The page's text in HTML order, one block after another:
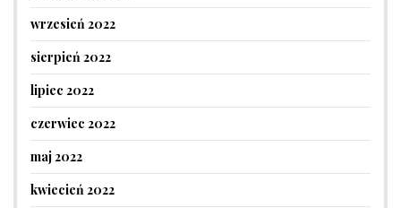
wrzesień 2022
sierpień 2022
lipiec 2022
czerwiec 2022
maj 2022
kwiecień 2022